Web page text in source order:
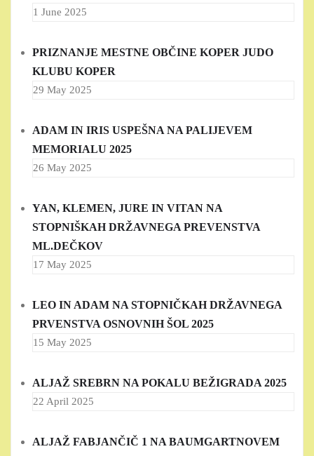
1 June 2025
PRIZNANJE MESTNE OBČINE KOPER JUDO
KLUBU KOPER
29 May 2025
ADAM IN IRIS USPEŠNA NA PALIJEVEM
MEMORIALU 2025
26 May 2025
YAN, KLEMEN, JURE IN VITAN NA
STOPNIŠKAH DRŽAVNEGA PREVENSTVA
ML.DEČKOV
17 May 2025
LEO IN ADAM NA STOPNIČKAH DRŽAVNEGA
PRVENSTVA OSNOVNIH ŠOL 2025
15 May 2025
ALJAŽ SREBRN NA POKALU BEŽIGRADA 2025
22 April 2025
ALJAŽ FABJANČIČ 1 NA BAUMGARTNOVEM